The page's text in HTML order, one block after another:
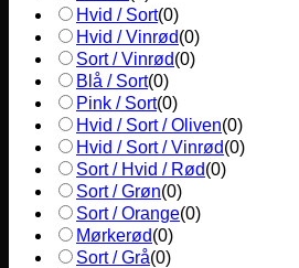
Hvid / Sort(0)
Hvid / Vinrød(0)
Sort / Vinrød(0)
Blå / Sort(0)
Pink / Sort(0)
Hvid / Sort / Oliven(0)
Hvid / Sort / Vinrød(0)
Sort / Hvid / Rød(0)
Sort / Grøn(0)
Sort / Orange(0)
Mørkerød(0)
Sort / Grå(0)